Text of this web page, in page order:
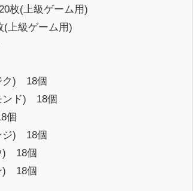
枚(上級ゲーム用)
上級ゲーム用)
ク) 18個
ンド) 18個
個
ジ) 18個
) 18個
) 18個